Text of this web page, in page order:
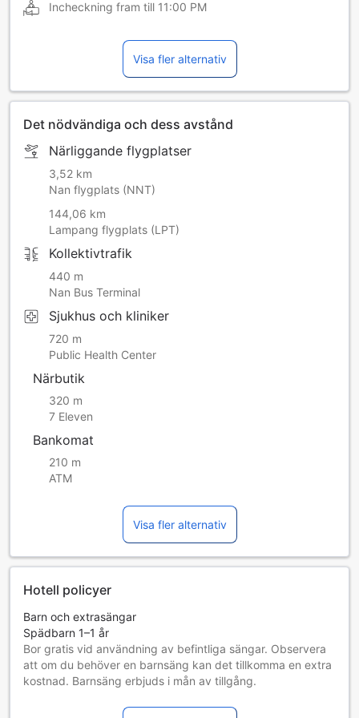
Incheckning fram till 11:00 PM
Visa fler alternativ
Det nödvändiga och dess avstånd
Närliggande flygplatser
3,52 km
Nan flygplats (NNT)
144,06 km
Lampang flygplats (LPT)
Kollektivtrafik
440 m
Nan Bus Terminal
Sjukhus och kliniker
720 m
Public Health Center
Närbutik
320 m
7 Eleven
Bankomat
210 m
ATM
Visa fler alternativ
Hotell policyer
Barn och extrasängar
Spädbarn 1–1 år
Bor gratis vid användning av befintliga sängar. Observera
att om du behöver en barnsäng kan det tillkomma en extra
kostnad. Barnsäng erbjuds i mån av tillgång.
Bor gratis om befintliga sängar används.